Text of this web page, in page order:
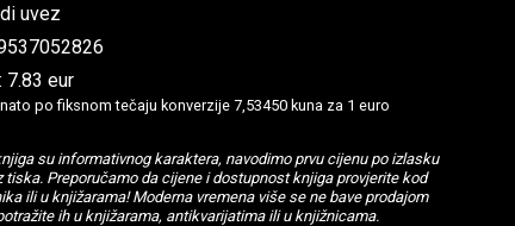
uvez
7.83 eur
po fiksnom tečaju konverzije 7,53450 kuna za 1 euro
su informativnog karaktera, navodimo prvu cijenu po izlasku
tiska. Preporučamo da cijene i dostupnost knjiga provjerite kod
ili u knjižarama! Moderna vremena više se ne bave prodajom
ih u knjižarama, antikvarijatima ili u knjižnicama.